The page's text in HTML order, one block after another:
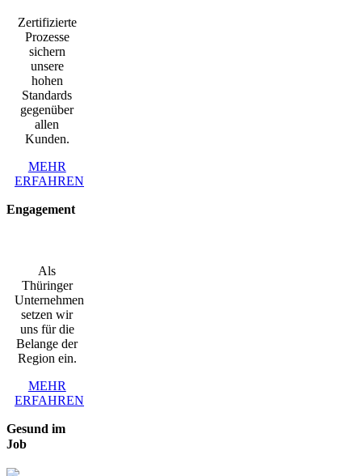
Zertifizierte
Prozesse
sichern
unsere
hohen
Standards
gegenüber
allen
Kunden.
MEHR
ERFAHREN
Engagement
Als
Thüringer
Unternehmen
setzen wir
uns für die
Belange der
Region ein.
MEHR
ERFAHREN
Gesund im
Job